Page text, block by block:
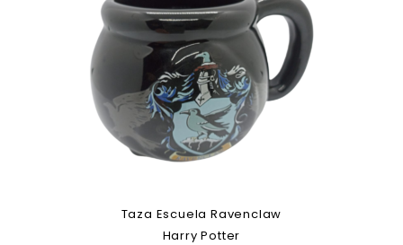
Taza Escuela Ravenclaw
Harry Potter